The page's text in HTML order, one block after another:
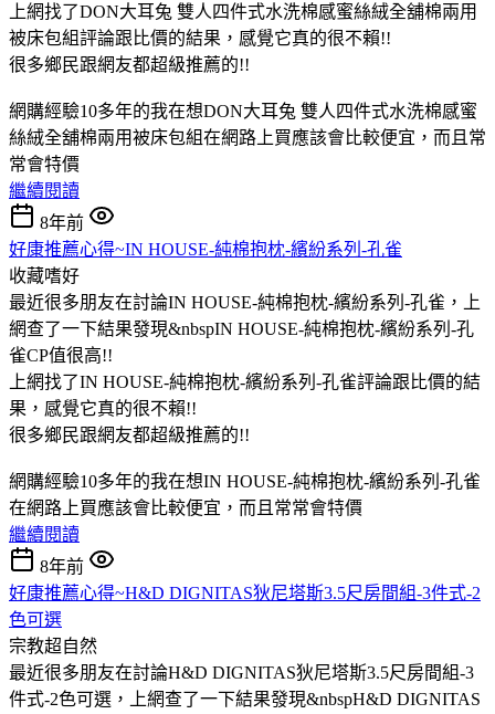
上網找了DON大耳兔 雙人四件式水洗棉感蜜絲絨全舖棉兩用
被床包組評論跟比價的結果，感覺它真的很不賴!!
很多鄉民跟網友都超級推薦的!!
網購經驗10多年的我在想DON大耳兔 雙人四件式水洗棉感蜜
絲絨全舖棉兩用被床包組在網路上買應該會比較便宜，而且常
常會特價
繼續閱讀
8年前
好康推薦心得~IN HOUSE-純棉抱枕-繽紛系列-孔雀
收藏嗜好
最近很多朋友在討論IN HOUSE-純棉抱枕-繽紛系列-孔雀，上
網查了一下結果發現&nbspIN HOUSE-純棉抱枕-繽紛系列-孔
雀CP值很高!!
上網找了IN HOUSE-純棉抱枕-繽紛系列-孔雀評論跟比價的結
果，感覺它真的很不賴!!
很多鄉民跟網友都超級推薦的!!
網購經驗10多年的我在想IN HOUSE-純棉抱枕-繽紛系列-孔雀
在網路上買應該會比較便宜，而且常常會特價
繼續閱讀
8年前
好康推薦心得~H&D DIGNITAS狄尼塔斯3.5尺房間組-3件式-2
色可選
宗教超自然
最近很多朋友在討論H&D DIGNITAS狄尼塔斯3.5尺房間組-3
件式-2色可選，上網查了一下結果發現&nbspH&D DIGNITAS